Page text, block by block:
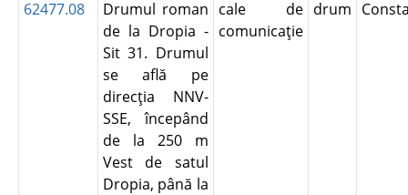
62477.08
Drumul roman
de la Dropia -
Sit 31. Drumul
se află pe
direcţia NNV-
SSE, începând
de la 250 m
Vest de satul
Dropia, până la
cale de
comunicaţie
drum